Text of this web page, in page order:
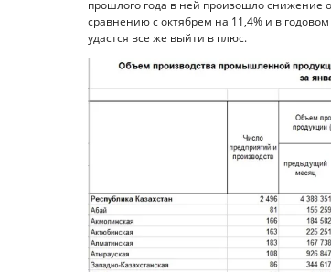
прошлого года в ней произошло снижение
сравнению с октябрем на 11,4% и в
удастся все же выйти в плюс.